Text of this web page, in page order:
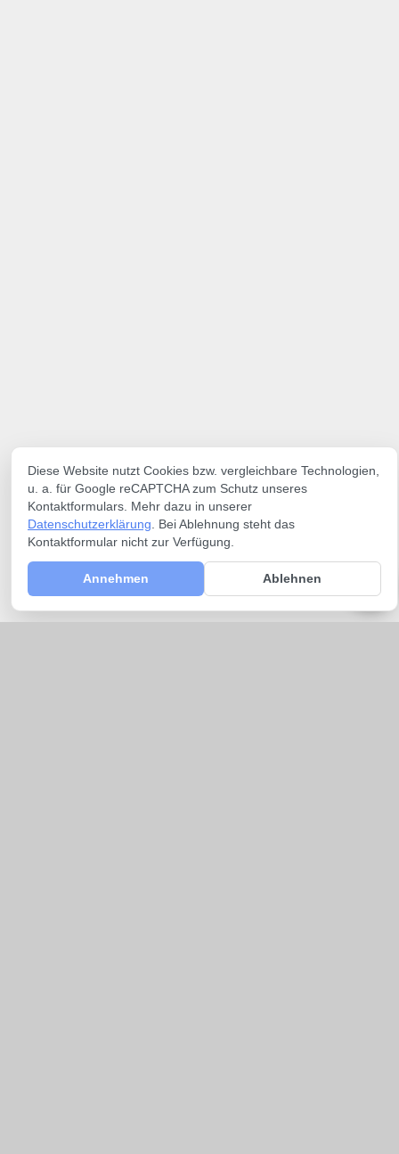
Diese Website nutzt Cookies bzw. vergleichbare Technologien,
u. a. für Google reCAPTCHA zum Schutz unseres
Kontaktformulars. Mehr dazu in unserer
Datenschutzerklärung . Bei Ablehnung steht das
Kontaktformular nicht zur Verfügung.
Annehmen Ablehnen